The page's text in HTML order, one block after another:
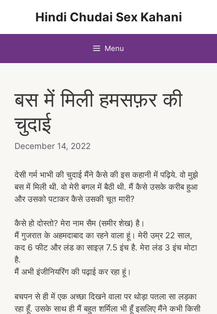
Hindi Chudai Sex Kahani
Menu
बस में मिली हमसफ़र की
चुदाई
December 14, 2022
देसी गर्म भाभी की चुदाई मैंने कैसे की इस कहानी में पढ़िये. वो मुझे
बस में मिली थी. वो मेरी बगल में बैठी थी. मैं कैसे उसके करीब हुआ
और उसको पटाकर कैसे उसकी चूत मारी?
कैसे हो दोस्तो? मेरा नाम सैम (समीर शेख) है।
मैं गुजरात के अहमदाबाद का रहने वाला हूं। मेरी उम्र 22 साल,
कद 6 फीट और लंड का साइज़ 7.5 इंच है. मेरा लंड 3 इंच मोटा
है.
मैं अभी इंजीनियरिंग की पढ़ाई कर रहा हूं।
बचपन से ही में एक अच्छा दिखने वाला पर थोड़ा पतला सा लड़का
रहा हूँ. उसके साथ ही मैं बहुत शर्मिला भी हूँ इसलिए मैंने कभी किसी